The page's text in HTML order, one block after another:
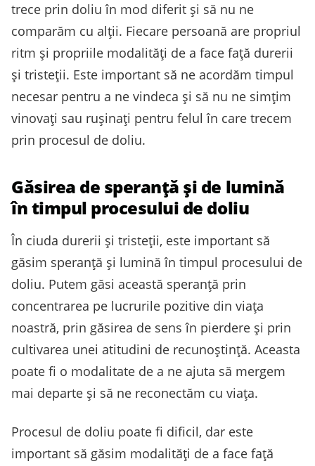
trece prin doliu în mod diferit și să nu ne
comparăm cu alții. Fiecare persoană are propriul
ritm și propriile modalități de a face față durerii
și tristeții. Este important să ne acordăm timpul
necesar pentru a ne vindeca și să nu ne simțim
vinovați sau rușinați pentru felul în care trecem
prin procesul de doliu.
Găsirea de speranță și de lumină
în timpul procesului de doliu
În ciuda durerii și tristeții, este important să
găsim speranță și lumină în timpul procesului de
doliu. Putem găsi această speranță prin
concentrarea pe lucrurile pozitive din viața
noastră, prin găsirea de sens în pierdere și prin
cultivarea unei atitudini de recunoștință. Aceasta
poate fi o modalitate de a ne ajuta să mergem
mai departe și să ne reconectăm cu viața.
Procesul de doliu poate fi dificil, dar este
important să găsim modalități de a face față